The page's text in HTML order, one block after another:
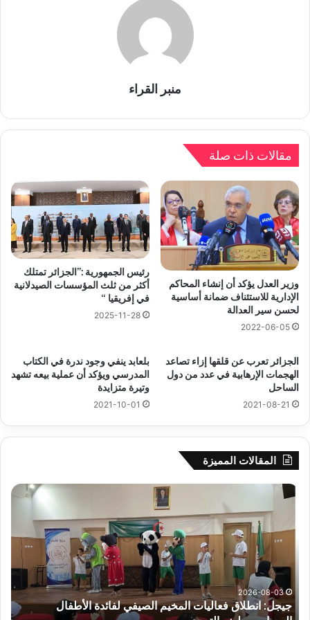
منبر القراء
مقالات ذات صلة
وزير العدل يؤكد أن إنشاء المحاكم
الإدارية للاستئناف ضمانة أساسية
لحسن سير العدالة
2022-06-05
رئيس الجمهورية :”الجزائر تمتلك
أكثر من ثلث المؤسسات الصيدلانية
في إفريقيا “
2025-11-28
الجزائر تعرب عن قلقها إزاء تصاعد
الهجمات الإرهابية في عدد من دول
الساحل
2021-08-21
بلعابد ينفي وجود ندرة في الكتاب
المدرسي ويؤكد أن عملية بيعه تشهد
وتيرة متزايدة
2021-10-01
المقالات المميزة
جيجل:
المخيم
لفائدة
الأطفال
المصابين
بطيف
2026-08-03
جيجل: انطلاق فعاليات المخيم الصيفي لفائدة الأطفال